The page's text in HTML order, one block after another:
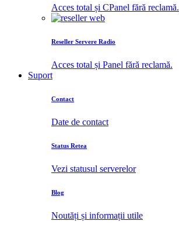
Acces total și CPanel fără reclamă.
Reseller Servere Radio
Acces total și Panel fără reclamă.
Suport
Contact
Date de contact
Status Retea
Vezi statusul serverelor
Blog
Noutăți și informații utile